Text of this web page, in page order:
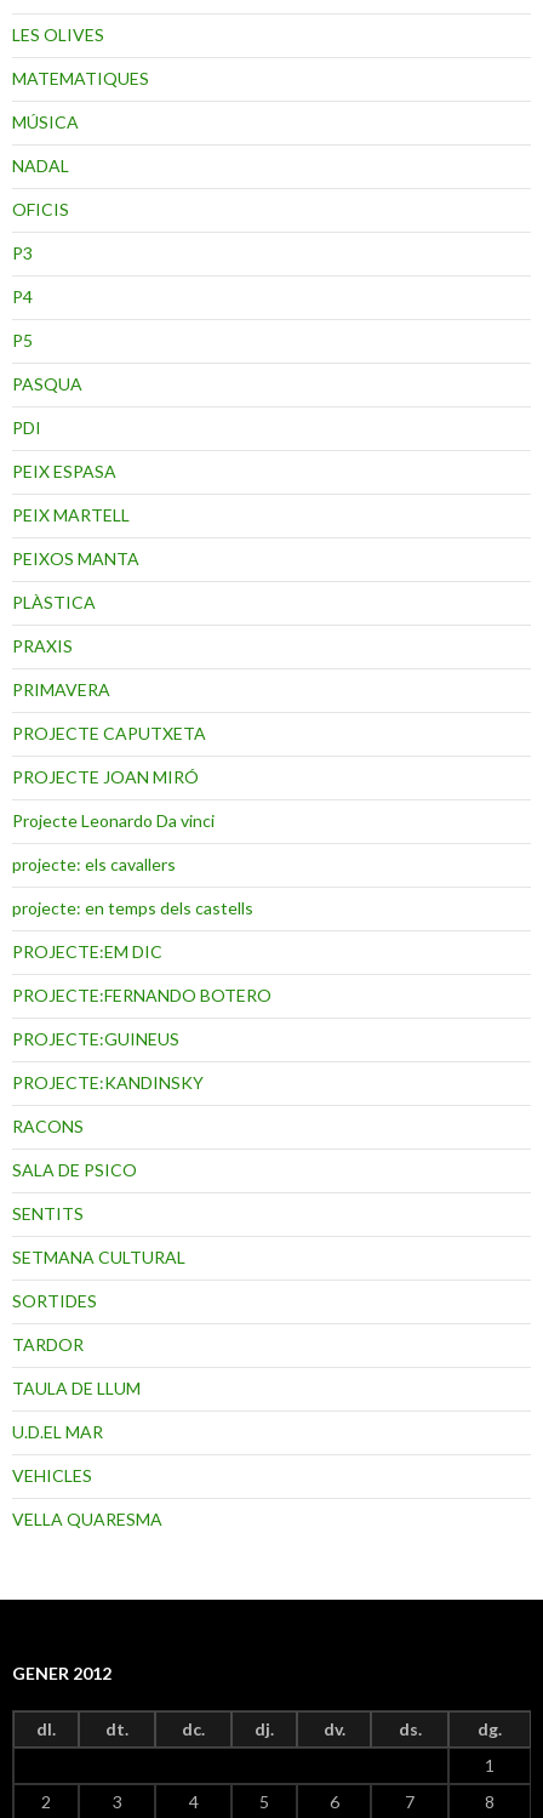
LES OLIVES
MATEMATIQUES
MÚSICA
NADAL
OFICIS
P3
P4
P5
PASQUA
PDI
PEIX ESPASA
PEIX MARTELL
PEIXOS MANTA
PLÀSTICA
PRAXIS
PRIMAVERA
PROJECTE CAPUTXETA
PROJECTE JOAN MIRÓ
Projecte Leonardo Da vinci
projecte: els cavallers
projecte: en temps dels castells
PROJECTE:EM DIC
PROJECTE:FERNANDO BOTERO
PROJECTE:GUINEUS
PROJECTE:KANDINSKY
RACONS
SALA DE PSICO
SENTITS
SETMANA CULTURAL
SORTIDES
TARDOR
TAULA DE LLUM
U.D.EL MAR
VEHICLES
VELLA QUARESMA
GENER 2012
dl. dt. dc. dj. dv. ds.
dg.
1
2
3 4 5 6 7 8